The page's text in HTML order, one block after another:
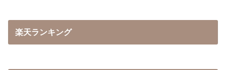
楽天ランキング